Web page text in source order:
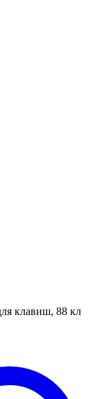
клавиш, 88 кл